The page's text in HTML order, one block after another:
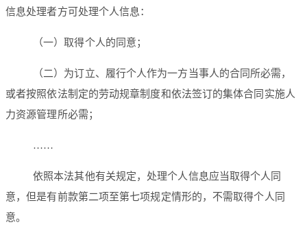
信息处理者方可处理个人信息：
（一）取得个人的同意；
（二）为订立、履行个人作为一方当事人的合同所必需，
或者按照依法制定的劳动规章制度和依法签订的集体合同实施人
力资源管理所必需；
……
依照本法其他有关规定，处理个人信息应当取得个人同
意，但是有前款第二项至第七项规定情形的，不需取得个人同
意。